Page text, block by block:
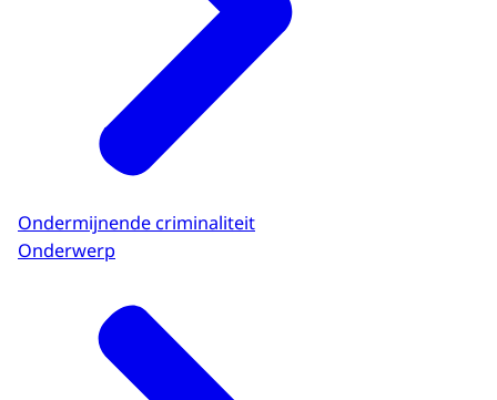
Ondermijnende criminaliteit
Onderwerp